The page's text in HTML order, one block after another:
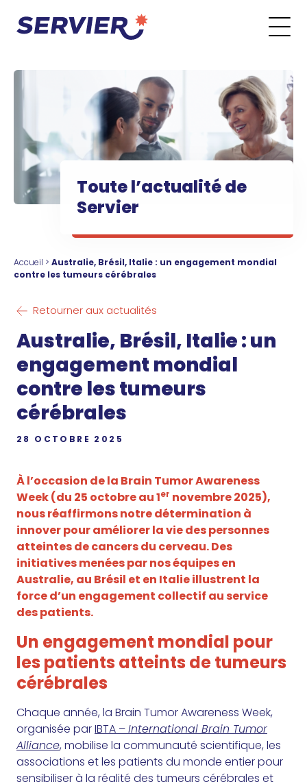
Toute l’actualité de
Servier
Accueil > Australie, Brésil, Italie : un engagement mondial
contre les tumeurs cérébrales
Retourner aux actualités
Australie, Brésil, Italie : un
engagement mondial
contre les tumeurs
cérébrales
28 OCTOBRE 2025
À l’occasion de la Brain Tumor Awareness
Week (du 25 octobre au 1er novembre 2025),
nous réaffirmons notre détermination à
innover pour améliorer la vie des personnes
atteintes de cancers du cerveau. Des
initiatives menées par nos équipes en
Australie, au Brésil et en Italie illustrent la
force d’un engagement collectif au service
des patients.
Un engagement mondial pour
les patients atteints de tumeurs
cérébrales
Chaque année, la Brain Tumor Awareness Week,
organisée parIBTA –International Brain Tumor
Alliance, mobilise la communauté scientifique, les
associations et les patients du monde entier pour
sensibiliser à la réalité des tumeurs cérébrales et